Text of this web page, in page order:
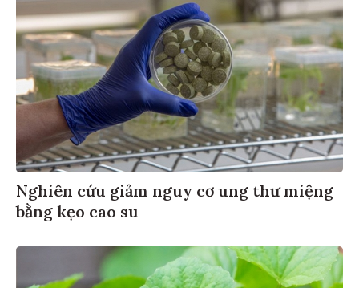
Nghiên cứu giảm nguy cơ ung thư miệng
bằng kẹo cao su